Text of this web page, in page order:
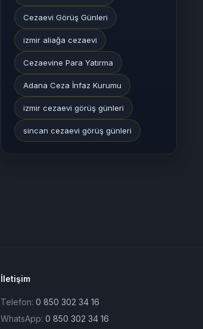
Cezaevi Görüş Günleri
izmir aliağa cezaevi
Cezaevine Para Yatırma
Adana Ceza İnfaz Kurumu
izmir cezaevi görüş günleri
sincan cezaevi görüş günleri
İletişim
Telefon: 0 850 302 34 16
WhatsApp: 0 850 302 34 16